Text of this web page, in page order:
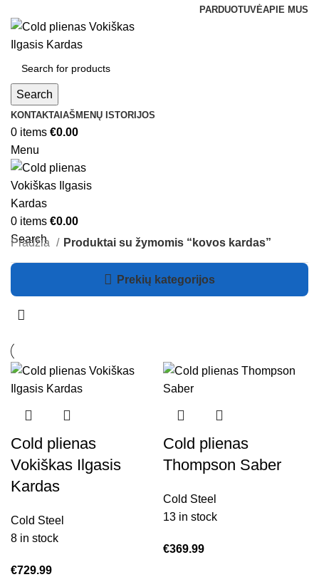
PARDUOTUVĖAPIE MUS
Search
KONTAKTAI AŠMENŲ ISTORIJOS
0 items €0.00
Menu
0 items €0.00
Search
Pradžia Produktai su žymomis “kovos kardas”
Prekių kategorijos
Cold plienas
Vokiškas Ilgasis
Kardas
Cold Steel
8 in stock
€729.99
Cold plienas
Thompson Saber
Cold Steel
13 in stock
€369.99